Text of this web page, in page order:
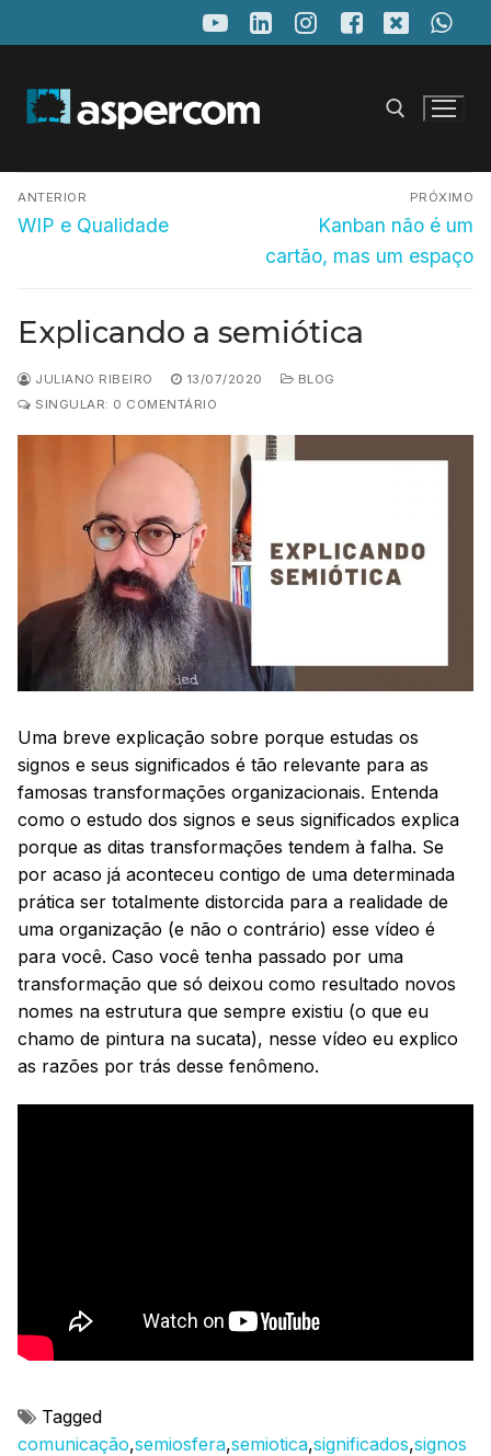
para
conteúdo
Pesquisar por:
Navegação
de
ANTERIOR
Post
WIP e Qualidade
PRÓXIMO
Próximo
post:
Kanban não é um
cartão, mas um espaço
Explicando a semiótica
JULIANO RIBEIRO 13/07/2020
BLOG
SINGULAR: 0 COMENTÁRIO
Uma breve explicação sobre porque estudas os
signos e seus significados é tão relevante para as
famosas transformações organizacionais. Entenda
como o estudo dos signos e seus significados explica
porque as ditas transformações tendem à falha. Se
por acaso já aconteceu contigo de uma determinada
prática ser totalmente distorcida para a realidade de
uma organização (e não o contrário) esse vídeo é
para você. Caso você tenha passado por uma
transformação que só deixou como resultado novos
nomes na estrutura que sempre existiu (o que eu
chamo de pintura na sucata), nesse vídeo eu explico
as razões por trás desse fenômeno.
Tagged
comunicação,semiosfera,semiotica,significados,signos